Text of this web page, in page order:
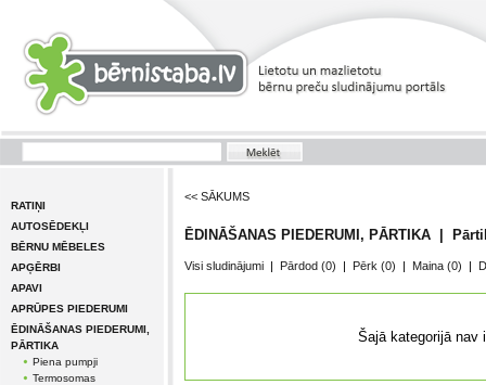
RATIŅI
AUTOSĒDEKĻI
BĒRNU MĒBELES
APĢĒRBI
APAVI
APRŪPES PIEDERUMI
ĒDINĀŠANAS PIEDERUMI,
PĀRTIKA
Piena pumpji
Termosomas
<< SĀKUMS
ĒDINĀŠANAS PIEDERUMI, PĀRTIKA |
Visi sludinājumi | Pārdod (0) | Pērk (0) | Maina (0) |
Šajā kategorijā nav